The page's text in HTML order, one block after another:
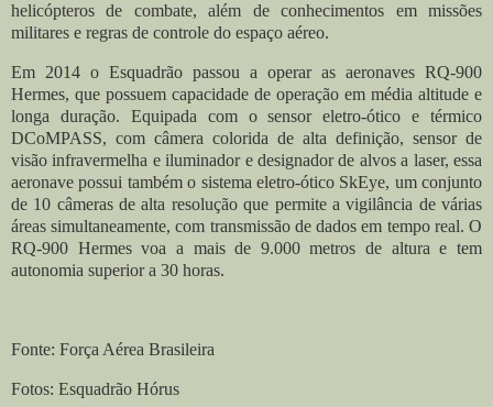
helicópteros de combate, além de conhecimentos em missões
militares e regras de controle do espaço aéreo.
Em 2014 o Esquadrão passou a operar as aeronaves RQ-900
Hermes, que possuem capacidade de operação em média altitude e
longa duração. Equipada com o sensor eletro-ótico e térmico
DCoMPASS, com câmera colorida de alta definição, sensor de
visão infravermelha e iluminador e designador de alvos a laser, essa
aeronave possui também o sistema eletro-ótico SkEye, um conjunto
de 10 câmeras de alta resolução que permite a vigilância de várias
áreas simultaneamente, com transmissão de dados em tempo real. O
RQ-900 Hermes voa a mais de 9.000 metros de altura e tem
autonomia superior a 30 horas.
Fonte: Força Aérea Brasileira
Fotos: Esquadrão Hórus